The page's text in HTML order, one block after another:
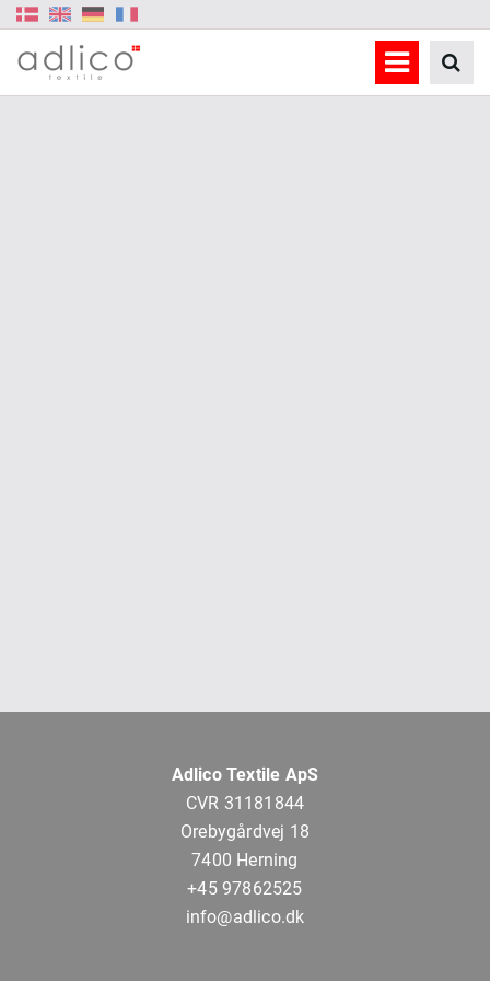
Adlico Textile ApS
CVR 31181844
Orebygårdvej 18
7400 Herning
+45 97862525
info@adlico.dk